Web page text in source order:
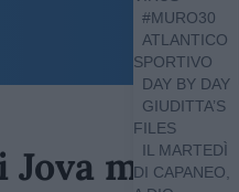
#MURO30
ATLANTICO
SPORTIVO
DAY BY DAY
GIUDITTA’S
FILES
IL MARTEDÌ
DI CAPANEO,
Jova mette